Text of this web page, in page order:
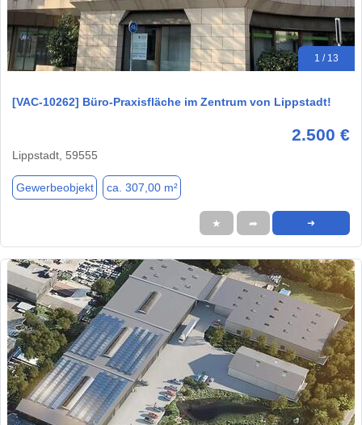
1 / 13
[VAC-10262] Büro-Praxisfläche im Zentrum von Lippstadt!
2.500 €
Lippstadt, 59555
Gewerbeobjekt ca. 307,00 m²
★ ➦ ➜